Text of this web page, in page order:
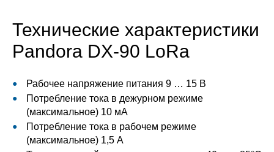
Технические характеристики
Pandora DX-90 LoRa
Рабочее напряжение питания 9 … 15 В
Потребление тока в дежурном режиме
(максимальное) 10 мА
Потребление тока в рабочем режиме
(максимальное) 1,5 А